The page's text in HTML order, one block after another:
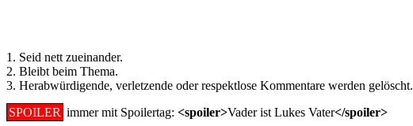
1. Seid nett zueinander.
2. Bleibt beim Thema.
3. Herabwürdigende, verletzende oder respektlose Kommentare werden gelöscht.
SPOILER immer mit Spoilertag: <spoiler>Vader ist Lukes Vater</spoiler>